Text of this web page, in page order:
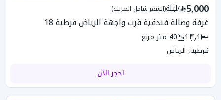
5,000
/ليلة(السعر شامل الضريبه)
غرفة وصالة فندقية قرب واجهة الرياض قرطبة 18
1
1
40 متر مربع
قرطبة, الرياض
احجز الآن